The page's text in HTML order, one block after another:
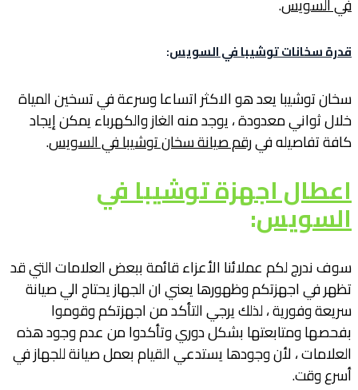
في السويس.
قدرة سخانات توشيبا في السويس:
سخان توشيبا يعد هو الاكثر اتساعا وسرعة في تسخين المياة
خلال ثواني معدودة ، يوجد منه الغاز والكهرباء يمكن إيجاد
كافة تفاصيله فيرقم صيانة سخان توشيبا في السويس.
اعطال اجهزة توشيبا في
السويس:
سوف ندرج لكم عملائنا الأعزاء قائمة ببعض العلامات التي قد
تظهر في اجهزتكم وظهورها يعني ان الجهاز يحتاج الي صيانة
سريعة وفورية ، لذلك يرجي التأكد من اجهزتكم وقوموا
بفحصها ومتابعتها بشكل دوري وتأكدوا من عدم وجود هذه
العلامات ، لأن وجودها يستدعي القيام بعمل صيانة للجهاز في
أسرع وقت.